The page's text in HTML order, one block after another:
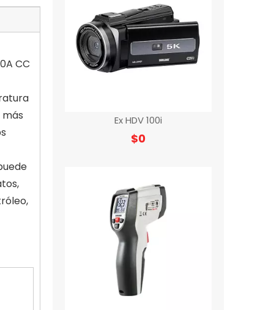
CC
Ex HDV 100i
$0